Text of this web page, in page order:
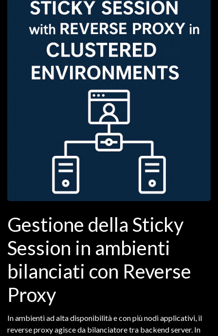
Gestione della Sticky
Session in ambienti
bilanciati con Reverse
Proxy
In ambienti ad alta disponibilità e con più nodi applicativi, il
reverse proxy agisce da bilanciatore tra backend server. In